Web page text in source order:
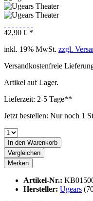
42,90 € *
inkl. 19% MwSt. zzgl.
Versandkostenfreie
Artikel auf Lager.
Lieferzeit: 2-5 Tage**
Jetzt bestellen: Nur noch 1
In den Warenkorb
Vergleichen
Merken
Artikel-Nr.:
Hersteller: Ugears